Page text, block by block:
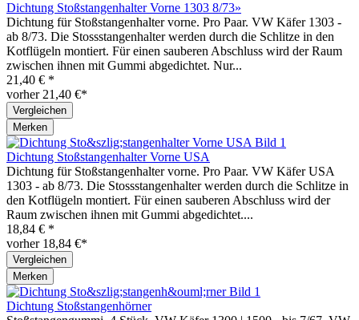
Dichtung Stoßstangenhalter Vorne 1303 8/73»
Dichtung für Stoßstangenhalter vorne. Pro Paar. VW Käfer 1303 -
ab 8/73. Die Stossstangenhalter werden durch die Schlitze in den
Kotflügeln montiert. Für einen sauberen Abschluss wird der Raum
zwischen ihnen mit Gummi abgedichtet. Nur...
21,40 € *
vorher 21,40 €*
Vergleichen
Merken
Dichtung Stoßstangenhalter Vorne USA
Dichtung für Stoßstangenhalter vorne. Pro Paar. VW Käfer USA
1303 - ab 8/73. Die Stossstangenhalter werden durch die Schlitze in
den Kotflügeln montiert. Für einen sauberen Abschluss wird der
Raum zwischen ihnen mit Gummi abgedichtet....
18,84 € *
vorher 18,84 €*
Vergleichen
Merken
Dichtung Stoßstangenhörner